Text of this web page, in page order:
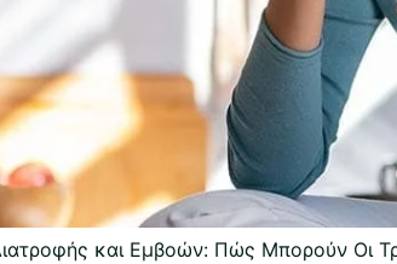
και Εμβοών: Πώς Μπορούν Oι